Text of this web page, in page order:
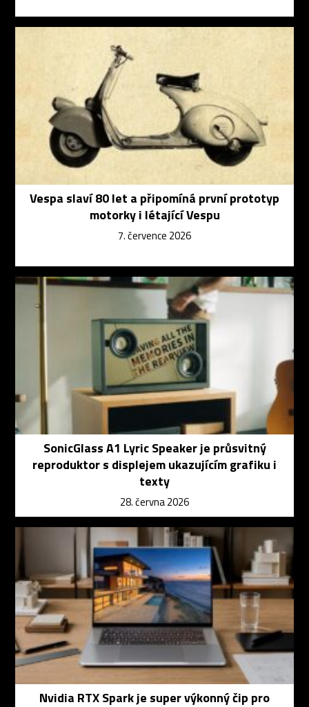
Vespa slaví 80 let a připomíná první prototyp
motorky i létající Vespu
7. července 2026
SonicGlass A1 Lyric Speaker je průsvitný
reproduktor s displejem ukazujícím grafiku i
texty
28. června 2026
Nvidia RTX Spark je super výkonný čip pro